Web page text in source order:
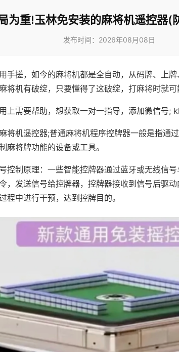
为重!玉林免安装的麻将机遥控器(
发布时间：2026年08月08日
手搓，如今的麻将机都是全自动，从码牌、上
将机有破绽，只要懂得了这破绽，打麻将时就可
上需要帮助，想获取一对一指导，添加微信号;
将机遥控器;普通麻将机程序控牌器一般是指通
麻将牌功能的设备或工具。
控制原理：一些智能控牌器通过蓝牙或无线信
，发送信号给控牌器，控牌器接收到信号后驱
程中进行干预，达到控牌目的。